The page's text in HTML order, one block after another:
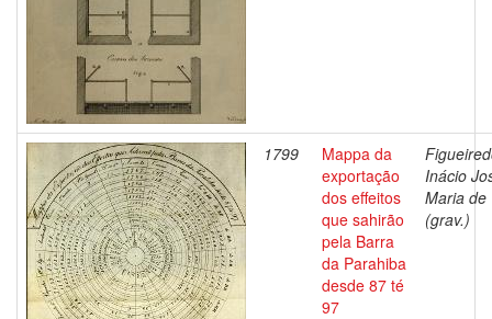
1799
Mappa da
exportação
dos effeitos
que sahirão
pela Barra
da Parahiba
desde 87 té
97
Inácio
Maria de
(grav.)